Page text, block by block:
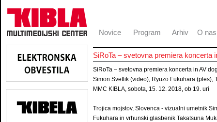
Novice Program Arhiv O nas
SiRoTa – svetovna premiera koncerta
SiRoTa – svetovna premiera koncerta in AV
Simon Svetlik (video), Ryuzo Fukuhara (ples),
MMC KIBLA, sobota, 15. 12. 2018, ob 19. uri
Trojica mojstov, Slovenca - vizualni umetnik
Fukuhara in vrhunski glasbenik Takatsuna